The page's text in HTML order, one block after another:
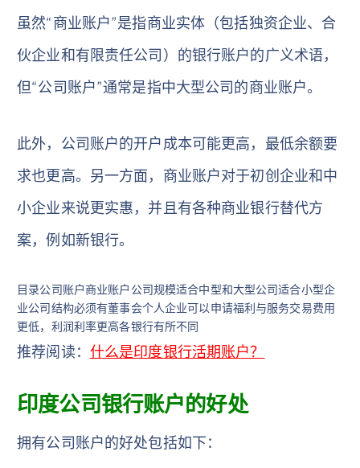
虽然“商业账户”是指商业实体（包括独资企业、合
伙企业和有限责任公司）的银行账户的广义术语，
但“公司账户”通常是指中大型公司的商业账户。
此外，公司账户的开户成本可能更高，最低余额要
求也更高。另一方面，商业账户对于初创企业和中
小企业来说更实惠，并且有各种商业银行替代方
案，例如新银行。
目录公司账户商业账户公司规模适合中型和大型公司适合小型企
业公司结构必须有董事会个人企业可以申请福利与服务交易费用
更低，利润利率更高各银行有所不同
推荐阅读： 什么是印度银行活期账户？
印度公司银行账户的好处
拥有公司账户的好处包括如下：